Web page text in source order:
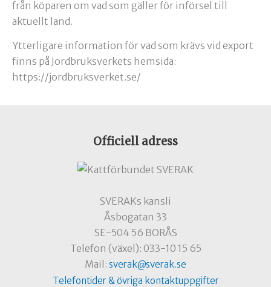
från köparen om vad som gäller för införsel till
aktuellt land.
Ytterligare information för vad som krävs vid export
finns på Jordbruksverkets hemsida:
https://jordbruksverket.se/
Officiell adress
SVERAKs kansli
Åsbogatan 33
SE-504 56 BORÅS
Telefon (växel): 033-10 15 65
Mail: sverak@sverak.se
Telefontider & övriga kontaktuppgifter